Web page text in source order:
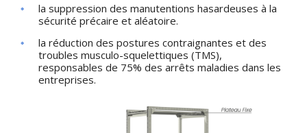
la suppression des manutentions hasardeuses à la
sécurité précaire et aléatoire.
la réduction des postures contraignantes et des
troubles musculo-squelettiques (TMS),
responsables de 75% des arrêts maladies dans les
entreprises.